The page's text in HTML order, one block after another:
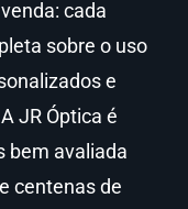
cada
sobre o uso
e
JR Óptica é
bem avaliada
centenas de